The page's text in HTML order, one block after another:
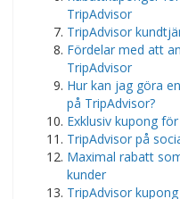
TripAdvisor
TripAdvisor
Fördelar med att
TripAdvisor
Hur kan jag göra
på TripAdvisor?
Exklusiv kupong
TripAdvisor på
Maximal rabatt
kunder
TripAdvisor